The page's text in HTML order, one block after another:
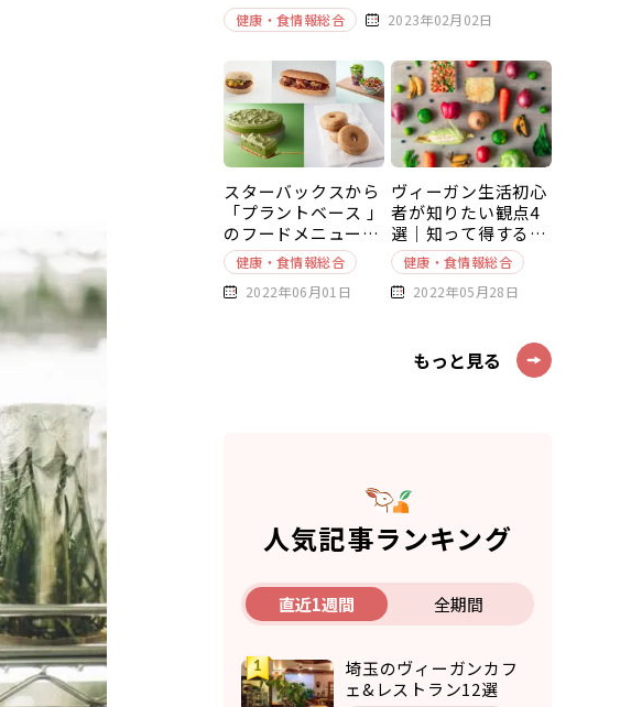
健康・食情報総合 2023年02月02日
スターバックスから
「プラントベース 」
のフードメニューが
新発売
健康・食情報総合
2022年06月01日
ヴィーガン生活初心
者が知りたい観点4
選｜知って得する豆
知識～基本編～
健康・食情報総合
2022年05月28日
もっと見る
人気記事ランキング
直近1週間 全期間
埼玉のヴィーガンカフ
ェ&レストラン12選